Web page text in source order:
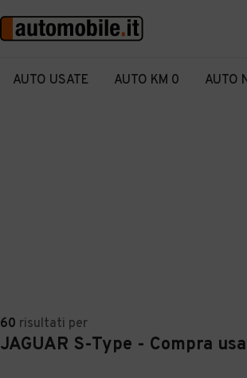
AUTO USATE AUTO KM 0 AUTO
60 risultati per
JAGUAR S-Type - Compra